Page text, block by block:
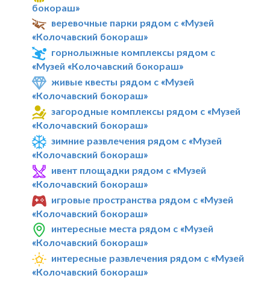
бокораш»
веревочные парки рядом с «Музей
«Колочавский бокораш»
горнолыжные комплексы рядом с
«Музей «Колочавский бокораш»
живые квесты рядом с «Музей
«Колочавский бокораш»
загородные комплексы рядом с «Музей
«Колочавский бокораш»
зимние развлечения рядом с «Музей
«Колочавский бокораш»
ивент площадки рядом с «Музей
«Колочавский бокораш»
игровые пространства рядом с «Музей
«Колочавский бокораш»
интересные места рядом с «Музей
«Колочавский бокораш»
интересные развлечения рядом с «Музей
«Колочавский бокораш»